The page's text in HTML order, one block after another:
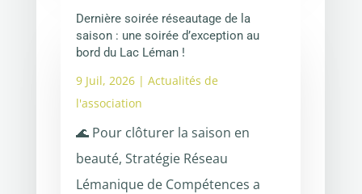
Dernière soirée réseautage de la
saison : une soirée d’exception au
bord du Lac Léman !
9 Juil, 2026| Actualités de
l'association
🌊 Pour clôturer la saison en
beauté, Stratégie Réseau
Lémanique de Compétences a